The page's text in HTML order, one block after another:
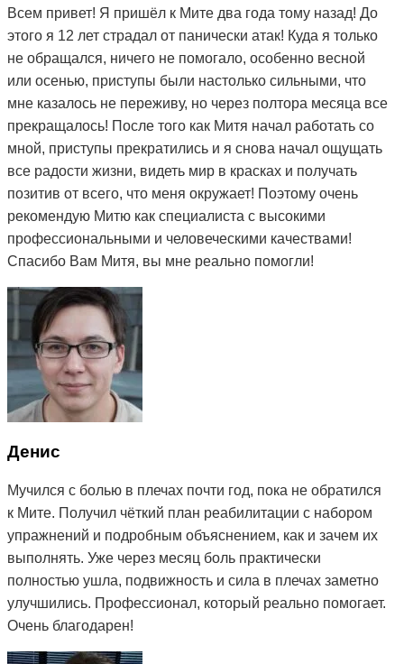
Всем привет! Я пришёл к Мите два года тому назад! До
этого я 12 лет страдал от панически атак! Куда я только
не обращался, ничего не помогало, особенно весной
или осенью, приступы были настолько сильными, что
мне казалось не переживу, но через полтора месяца все
прекращалось! После того как Митя начал работать со
мной, приступы прекратились и я снова начал ощущать
все радости жизни, видеть мир в красках и получать
позитив от всего, что меня окружает! Поэтому очень
рекомендую Митю как специалиста с высокими
профессиональными и человеческими качествами!
Спасибо Вам Митя, вы мне реально помогли!
Денис
Мучился с болью в плечах почти год, пока не обратился
к Мите. Получил чёткий план реабилитации с набором
упражнений и подробным объяснением, как и зачем их
выполнять. Уже через месяц боль практически
полностью ушла, подвижность и сила в плечах заметно
улучшились. Профессионал, который реально помогает.
Очень благодарен!